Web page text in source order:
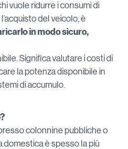
vuole ridurre i consumi di
del veicolo, è
in modo sicuro,
Significa valutare i costi di
la potenza disponibile in
di accumulo.
colonnine pubbliche o
domestica è spesso la più